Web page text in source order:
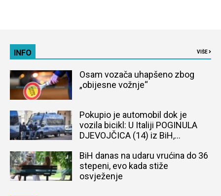
INFO VIŠE
Osam vozača uhapšeno zbog
„obijesne vožnje“
Pokupio je automobil dok je
vozila bicikl: U Italiji POGINULA
DJEVOJČICA (14) iz BiH,
BiH danas na udaru vrućina do 36
stepeni, evo kada stiže
osvježenje